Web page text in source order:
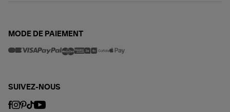
MODE DE PAIEMENT
SUIVEZ-NOUS